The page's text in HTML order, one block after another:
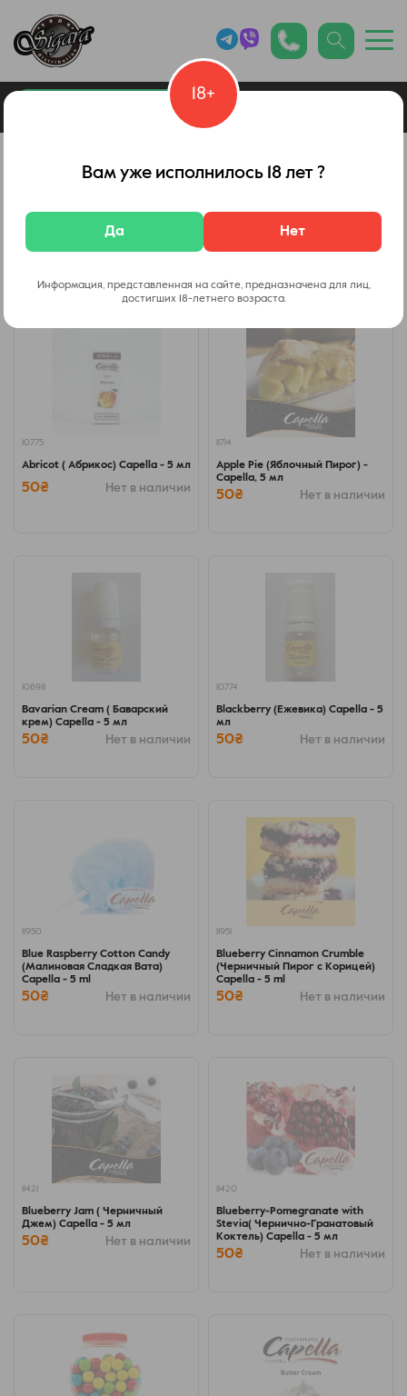
Каталог товаров
Capella
10775
Abricot ( Абрикос) Capella - 5 мл
50₴ Нет в наличии
11714
Apple Pie (Яблочный Пирог) -
Capella, 5 мл
50₴ Нет в наличии
10698
Bavarian Cream ( Баварский
крем) Capella - 5 мл
50₴ Нет в наличии
10774
Blackberry (Ежевика) Capella - 5
мл
50₴ Нет в наличии
11950
Blue Raspberry Cotton Candy
(Малиновая Сладкая Вата)
Capella - 5 ml
50₴ Нет в наличии
11951
Blueberry Cinnamon Crumble
(Черничный Пирог с Корицей)
Capella - 5 ml
50₴ Нет в наличии
11421
Blueberry Jam ( Черничный
Джем) Capella - 5 мл
50₴ Нет в наличии
11420
Blueberry-Pomegranate with
Stevia( Чернично-Гранатовый
Коктель) Capella - 5 мл
50₴ Нет в наличии
18+
Вам уже исполнилось 18 лет ?
Да Нет
Информация, представленная на сайте, предназначена для лиц,
достигших 18-летнего возраста.